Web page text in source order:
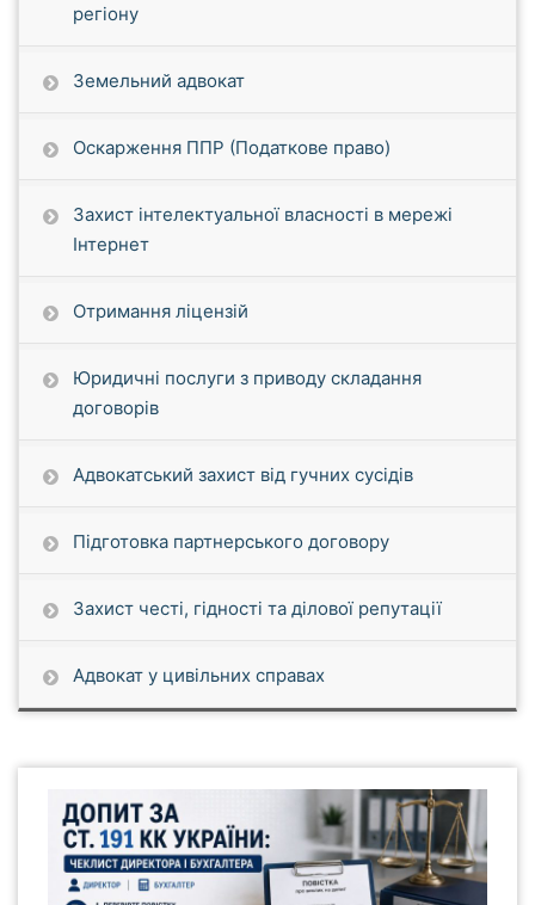
регіону
Земельний адвокат
Оскарження ППР (Податкове право)
Захист інтелектуальної власності в мережі
Інтернет
Отримання ліцензій
Юридичні послуги з приводу складання
договорів
Адвокатський захист від гучних сусідів
Підготовка партнерського договору
Захист честі, гідності та ділової репутації
Адвокат у цивільних справах